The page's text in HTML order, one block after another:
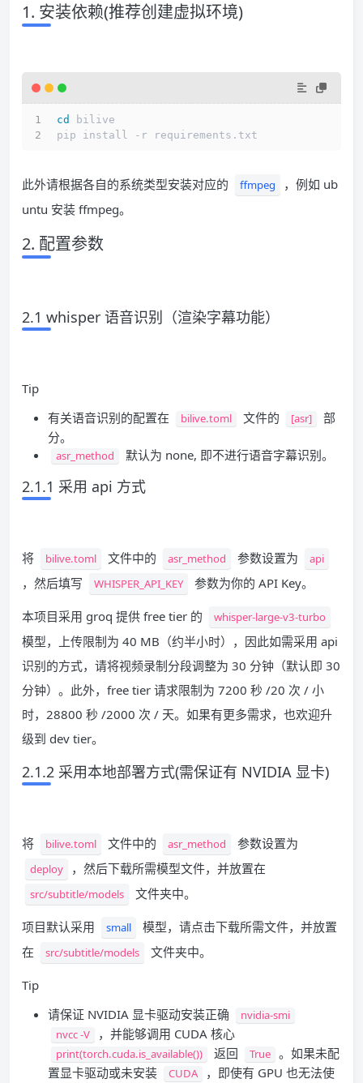
1. 安装依赖(推荐创建虚拟环境)
cd
bilive
pip install -r requirements.txt
此外请根据各自的系统类型安装对应的 ffmpeg
，例如 ub
untu 安装 ffmpeg。
2. 配置参数
2.1 whisper 语音识别（渲染字幕功能）
Tip
有关语音识别的配置在
bilive.toml 文件的 [asr]
部
分。
asr_method 默认为 none, 即不进行语音字幕识别。
2.1.1 采用 api 方式
将 bilive.toml 文件中的 asr_method 参数设置为 api
，然后填写 WHISPER_API_KEY 参数为你的 API Key。
本项目采用 groq 提供 free tier 的 whisper-large-v3-turbo
模型，上传限制为 40 MB（约半小时），因此如需采用 api
识别的方式，请将视频录制分段调整为 30 分钟（默认即 30
分钟）。此外，free tier 请求限制为 7200 秒 /20 次 / 小
时，28800 秒 /2000 次 / 天。如果有更多需求，也欢迎升
级到 dev tier。
2.1.2 采用本地部署方式(需保证有 NVIDIA 显卡)
将 bilive.toml 文件中的 asr_method 参数设置为
deploy ，然后下载所需模型文件，并放置在
src/subtitle/models 文件夹中。
项目默认采用 small
模型，请点击下载所需文件，并放置
在
src/subtitle/models 文件夹中。
Tip
请保证 NVIDIA 显卡驱动安装正确
nvidia-smi
nvcc -V
，并能够调用 CUDA 核心
print(torch.cuda.is_available()) 返回 True 。如果未配
置显卡驱动或未安装
CUDA
，即使有 GPU 也无法使